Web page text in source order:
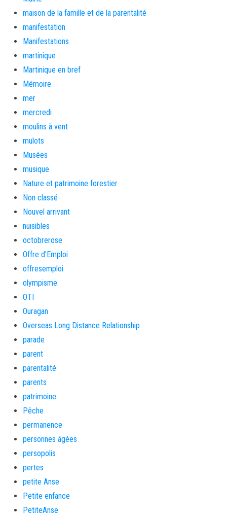
maison de la famille et de la parentalité
manifestation
Manifestations
martinique
Martinique en bref
Mémoire
mer
mercredi
moulins à vent
mulots
Musées
musique
Nature et patrimoine forestier
Non classé
Nouvel arrivant
nuisibles
octobrerose
Offre d'Emploi
offresemploi
olympisme
OTI
Ouragan
Overseas Long Distance Relationship
parade
parent
parentalité
parents
patrimoine
Pêche
permanence
personnes âgées
persopolis
pertes
petite Anse
Petite enfance
PetiteAnse